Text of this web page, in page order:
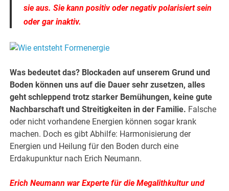
sie aus. Sie kann positiv oder negativ polarisiert sein
oder gar inaktiv.
Was bedeutet das? Blockaden auf unserem Grund und
Boden können uns auf die Dauer sehr zusetzen, alles
geht schleppend trotz starker Bemühungen, keine gute
Nachbarschaft und Streitigkeiten in der Familie. Falsche
oder nicht vorhandene Energien können sogar krank
machen. Doch es gibt Abhilfe: Harmonisierung der
Energien und Heilung für den Boden durch eine
Erdakupunktur nach Erich Neumann.
Erich Neumann war Experte für die Megalithkultur und